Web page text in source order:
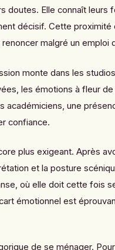
doutes. Elle connaît leurs
décisif. Cette proximité
malgré un emploi
monte dans les
les émotions à fleur de
académiciens, une
confiance.
plus exigeant. Après
et la posture
où elle doit cette fois
émotionnel est
de se ménager.